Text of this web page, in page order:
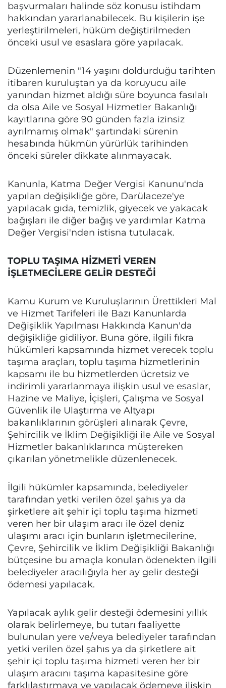
başvurmaları halinde söz konusu istihdam
hakkından yararlanabilecek. Bu kişilerin işe
yerleştirilmeleri, hüküm değiştirilmeden
önceki usul ve esaslara göre yapılacak.
Düzenlemenin "14 yaşını doldurduğu tarihten
itibaren kuruluştan ya da koruyucu aile
yanından hizmet aldığı süre boyunca fasılalı
da olsa Aile ve Sosyal Hizmetler Bakanlığı
kayıtlarına göre 90 günden fazla izinsiz
ayrılmamış olmak" şartındaki sürenin
hesabında hükmün yürürlük tarihinden
önceki süreler dikkate alınmayacak.
Kanunla, Katma Değer Vergisi Kanunu'nda
yapılan değişikliğe göre, Darülaceze'ye
yapılacak gıda, temizlik, giyecek ve yakacak
bağışları ile diğer bağış ve yardımlar Katma
Değer Vergisi'nden istisna tutulacak.
TOPLU TAŞIMA HİZMETİ VEREN
İŞLETMECİLERE GELİR DESTEĞİ
Kamu Kurum ve Kuruluşlarının Ürettikleri Mal
ve Hizmet Tarifeleri ile Bazı Kanunlarda
Değişiklik Yapılması Hakkında Kanun'da
değişikliğe gidiliyor. Buna göre, ilgili fıkra
hükümleri kapsamında hizmet verecek toplu
taşıma araçları, toplu taşıma hizmetlerinin
kapsamı ile bu hizmetlerden ücretsiz ve
indirimli yararlanmaya ilişkin usul ve esaslar,
Hazine ve Maliye, İçişleri, Çalışma ve Sosyal
Güvenlik ile Ulaştırma ve Altyapı
bakanlıklarının görüşleri alınarak Çevre,
Şehircilik ve İklim Değişikliği ile Aile ve Sosyal
Hizmetler bakanlıklarınca müştereken
çıkarılan yönetmelikle düzenlenecek.
İlgili hükümler kapsamında, belediyeler
tarafından yetki verilen özel şahıs ya da
şirketlere ait şehir içi toplu taşıma hizmeti
veren her bir ulaşım aracı ile özel deniz
ulaşımı aracı için bunların işletmecilerine,
Çevre, Şehircilik ve İklim Değişikliği Bakanlığı
bütçesine bu amaçla konulan ödenekten ilgili
belediyeler aracılığıyla her ay gelir desteği
ödemesi yapılacak.
Yapılacak aylık gelir desteği ödemesini yıllık
olarak belirlemeye, bu tutarı faaliyette
bulunulan yere ve/veya belediyeler tarafından
yetki verilen özel şahıs ya da şirketlere ait
şehir içi toplu taşıma hizmeti veren her bir
ulaşım aracını taşıma kapasitesine göre
farklılaştırmaya ve yapılacak ödemeye ilişkin